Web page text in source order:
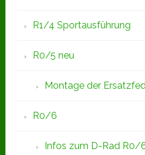
R1/4 Sportausführung
R0/5 neu
Montage der
R0/6
Infos zum D-Rad R0/